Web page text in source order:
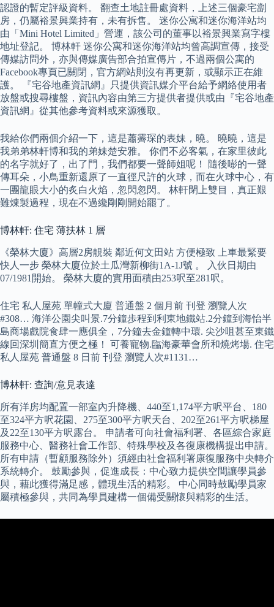
認證的暫定評級資料。 翻查土地註冊處資料，上述三個豪宅劏
房，仍屬裕景興業持有，未有拆售。 迷你公寓和迷你海洋站均
由「Mini Hotel Limited」營運，該公司的董事以裕景興業寫字樓
地址登記。 博林軒 迷你公寓和迷你海洋站均曾高調宣傳，接受
傳媒訪問外，亦與傳媒廣告部合拍宣傳片，不過兩個公寓的
Facebook專頁已關閉，官方網站則沒有再更新，或顯示正在維
護。 『宅谷地產資訊網』只提供資訊媒介平台給予網絡使用者
放盤或搜尋樓盤，資訊內容由第三方提供者提供或由『宅谷地產
資訊網』從其他參考資料或來源獲取。
我給你們兩個介紹一下，這是蕭霽琛的表妹，曉。 曉曉，這是
我弟弟林軒博和我的弟妹楚安雅。 你們不必客氣，在家里彼此
的名字就好了，出了門，我們都要一聲師姐呢！ 隨後嘭的一聲
傳耳朵，小鳥重新還原了一直徑尺許的火球，而在火球中心，有
一團龍眼大小的炙白火焰，忽閃忽閃。 林軒閉上雙目，真正艱
難煉製過程，現在不過纔剛剛開始罷了。
博林軒: 住宅 薄扶林 1 層
《榮林大廈》高層2房靚裝 鄰近何文田站 方便極致 上車最緊要
快人一步 榮林大廈位於土瓜灣新柳街1A-1J號 。 入伙日期由
07/1981開始。 榮林大廈的實用面積由253呎至281呎。
住宅 私人屋苑 單幢式大廈 普通盤 2 個月前 刊登 瀏覽人次
#308… 海洋公園尖叫景.7分鐘歩程到利東地鐵站.2分鐘到海怡半
島商場戲院食肆一應俱全，7分鐘去金鐘轉中環. 尖沙咀甚至東鐵
線回深圳簡直方便之極！ 可養寵物.臨海豪華會所和燒烤場. 住宅
私人屋苑 普通盤 8 日前 刊登 瀏覽人次#1131…
博林軒: 查詢/意見表達
所有洋房均配置一部室內升降機、440至1,174平方呎平台、180
至324平方呎花園、275至300平方呎天台、202至261平方呎梯屋
及22至130平方呎露台。 申請者可向社會福利署、各區綜合家庭
服務中心、醫務社會工作部、特殊學校及各復康機構提出申請。
所有申請（暫顧服務除外）須經由社會福利署康復服務中央轉介
系統轉介。 鼓勵參與，促進成長：中心致力提供空間讓學員參
與，藉此獲得滿足感，體現生活的精彩。 中心同時鼓勵學員家
屬積極參與，共同為學員建構一個備受關懷與精彩的生活。